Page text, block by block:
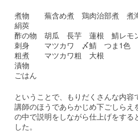
煮物 蕪含め煮 鶏肉治部煮 煮
絹莢
酢の物 胡瓜 長芋 蓮根 鯖レモ
刺身 マツカワ 〆鯖 つま1色
粗煮 マツカワ粗 大根
漬物
ごはん
ということで、もりだくさんな内容
講師のほうであらかじめ下ごしらえ
の中で説明をしながら仕上げをする
した。